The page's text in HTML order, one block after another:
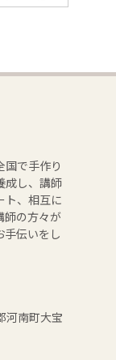
国で手作り
成し、講師
ト、相互に
師の方々が
手伝いをし
河南町大宝